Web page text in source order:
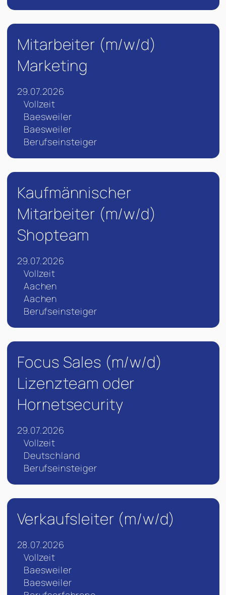
Mitarbeiter (m/w/d)
Marketing
29.07.2026
Vollzeit
Baesweiler
Baesweiler
Berufseinsteiger
Kaufmännischer
Mitarbeiter (m/w/d)
Shopteam
29.07.2026
Vollzeit
Aachen
Aachen
Berufseinsteiger
Focus Sales (m/w/d)
Lizenzteam oder
Hornetsecurity
29.07.2026
Vollzeit
Deutschland
Berufseinsteiger
Verkaufsleiter (m/w/d)
28.07.2026
Vollzeit
Baesweiler
Baesweiler